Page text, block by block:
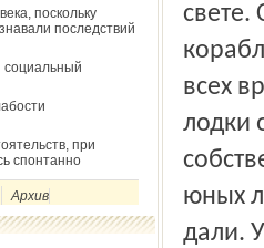
поскольку
последствий
социальный
при
спонтанно
Архив
свете.
всех
лодки
юных
дали.